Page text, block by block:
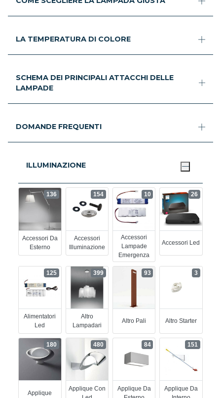
LA TEMPERATURA DI COLORE
SCHEMA DEI PRINCIPALI ATTACCHI DELLE
LAMPADE
DOMANDE FREQUENTI
ILLUMINAZIONE
Accessori Da
Esterno
136
Accessori
Illuminazione
154
Accessori
Lampade
Emergenza
10
Accessori Led
26
Alimentatori
Led
125
Altro
Lampadari
399
Altro Pali
93
Altro Starter
3
Applique
180
Applique Con
480
Applique Da
84
Applique Da
151